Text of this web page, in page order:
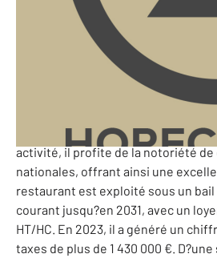
PERF (Potentiel de l'Entreprise et
91 - RESTAURANT ? Situé au cœur
attractif et très fréquenté de
bénéficie d?un emplacement
clientèle diversifiée. Implanté dans
activité, il profite de la notoriété de
nationales, offrant ainsi une
restaurant est exploité sous un bail
courant jusqu?en 2031, avec un
HT/HC. En 2023, il a généré un
taxes de plus de 1 430 000 €.